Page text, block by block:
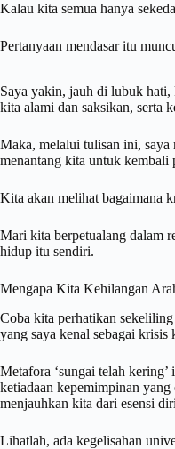
Kalau kita semua hanya
Pertanyaan mendasar itu
Saya yakin, jauh di lubuk hati,
kita alami dan saksikan, serta
Maka, melalui tulisan ini, saya
menantang kita untuk kembali
Kita akan melihat bagaimana
Mari kita berpetualang dalam
hidup itu sendiri.
Mengapa Kita Kehilangan
Coba kita perhatikan
yang saya kenal sebagai
Metafora ‘sungai telah
ketiadaan kepemimpinan
menjauhkan kita dari esensi
Lihatlah, ada kegelisahan